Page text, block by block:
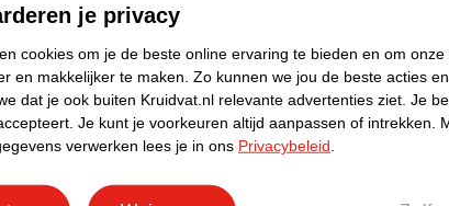
uitstraling en de praktische lengte
dagelijks gaat of voor een speciale
je privacy
cookies om je de beste online ervaring te bieden en om onze
en makkelijker te maken. Zo kunnen we jou de beste acties
dat je ook buiten Kruidvat.nl relevante advertenties ziet. Je
Je kunt je voorkeuren altijd aanpassen of intrekken.
verwerken lees je in ons Privacybeleid